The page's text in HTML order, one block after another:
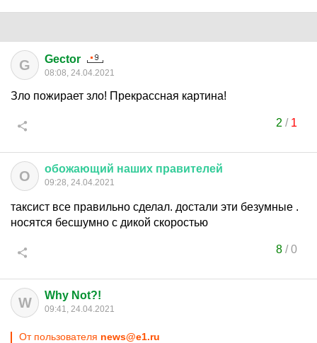
G Gector
08:08, 24.04.2021
Зло пожирает зло! Прекрассная картина!
2 / 1
О обожающий наших правителей
09:28, 24.04.2021
таксист все правильно сделал. достали эти безумные .
носятся бесшумно с дикой скоростью
8/0
W Why Not?!
09:41, 24.04.2021
От пользователя news@e1.ru